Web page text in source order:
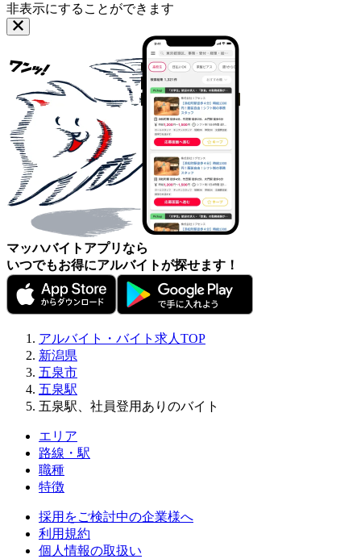
非表示にすることができます
マッハバイトアプリなら
いつでもお得にアルバイトが探せます！
アルバイト・バイト求人TOP
新潟県
五泉市
五泉駅
五泉駅、社員登用ありのバイト
エリア
路線・駅
職種
特徴
採用をご検討中の企業様へ
利用規約
個人情報の取扱い